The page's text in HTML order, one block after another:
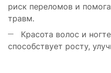
риск переломов и
травм.
Красота волос и
способствует росту,